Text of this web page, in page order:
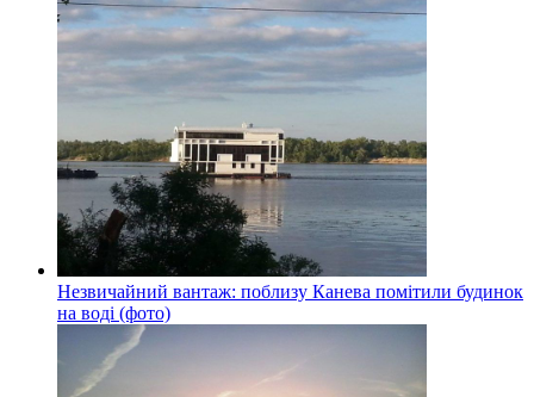
Незвичайний вантаж: поблизу Канева помітили будинок
на воді (фото)